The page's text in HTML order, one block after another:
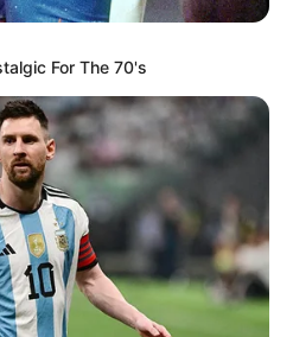
y goleador.
enfrentar a los equipos
sigue en deuda con la
donde solo le pudo ganar
un pésimo partido sin
grave error en defensa que
For The 70's